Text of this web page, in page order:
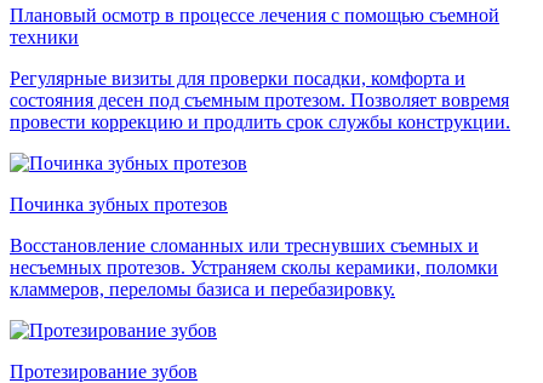
Плановый осмотр в процессе лечения с помощью съемной
техники
Регулярные визиты для проверки посадки, комфорта и
состояния десен под съемным протезом. Позволяет вовремя
провести коррекцию и продлить срок службы конструкции.
Починка зубных протезов
Восстановление сломанных или треснувших съемных и
несъемных протезов. Устраняем сколы керамики, поломки
кламмеров, переломы базиса и перебазировку.
Протезирование зубов